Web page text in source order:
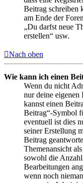
Beitrag schreiben
am Ende der
„Du darfst neue
erstellen“ usw.
Nach oben
Wie kann ich einen
Wenn du nicht
nur deine eigenen
kannst einen
Beitrag“-Symbol
eventuell ist dies
seiner Erstellung
Beitrag
Themenansicht
sowohl die
Bearbeitungen
wenn noch